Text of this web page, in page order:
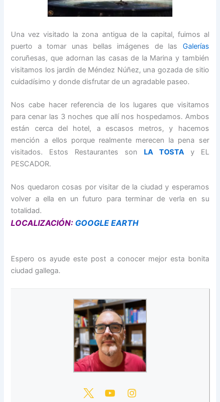
Una vez visitado la zona antigua de la capital, fuimos al
puerto a tomar unas bellas imágenes de las Galerías
coruñesas, que adornan las casas de la Marina y también
visitamos los jardín de Méndez Núñez, una gozada de sitio
cuidadísimo y donde disfrutar de un agradable paseo.
Nos cabe hacer referencia de los lugares que visitamos
para cenar las 3 noches que allí nos hospedamos. Ambos
están cerca del hotel, a escasos metros, y hacemos
mención a ellos porque realmente merecen la pena ser
visitados. Estos Restaurantes son LA TOSTAy EL
PESCADOR.
Nos quedaron cosas por visitar de la ciudad y esperamos
volver a ella en un futuro para terminar de verla en su
totalidad.
LOCALIZACIÓN: GOOGLE EARTH
Espero os ayude este post a conocer mejor esta bonita
ciudad gallega.